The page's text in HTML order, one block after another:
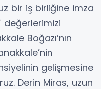
bir iş birliğine imza
değerlerimizi
Boğazı’nın
gelişmesine
Derin Miras, uzun